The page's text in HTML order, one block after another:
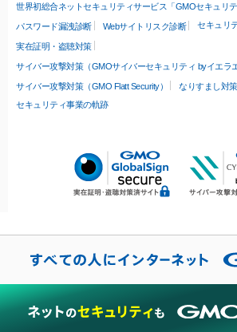
世界初総合ネットセキュリティサービス「GMOセキュリテ
パスワード漏洩診断 Webサイトリスク診断 セキュリ
実在証明・盗聴対策
サイバー攻撃対策（GMOサイバーセキュリティ byイエラエ
サイバー攻撃対策（GMO Flatt Security）
なりすまし対策
セキュリティ事業の軌跡